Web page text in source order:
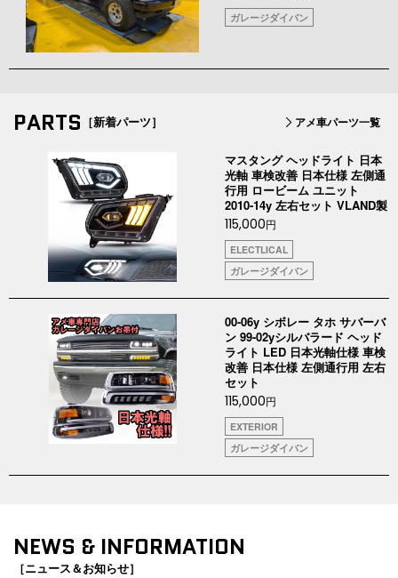
ガレージダイバン
PARTS ［新着パーツ］ アメ車パーツ一覧
マスタング ヘッドライト 日本
光軸 車検改善 日本仕様 左側通
行用 ロービーム ユニット
2010-14y 左右セット VLAND製
115,000円
ELECTLICAL
ガレージダイバン
00-06y シボレー タホ サバーバ
ン 99-02yシルバラード ヘッド
ライト LED 日本光軸仕様 車検
改善 日本仕様 左側通行用 左右
セット
115,000円
EXTERIOR
ガレージダイバン
NEWS & INFORMATION
［ニュース＆お知らせ］